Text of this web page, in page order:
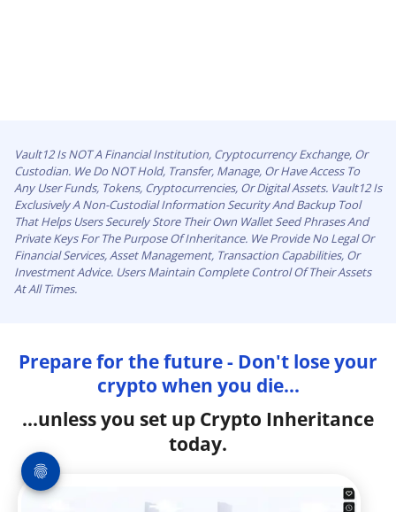
Vault12 Is NOT A Financial Institution, Cryptocurrency Exchange, Or
Custodian. We Do NOT Hold, Transfer, Manage, Or Have Access To
Any User Funds, Tokens, Cryptocurrencies, Or Digital Assets. Vault12 Is
Exclusively A Non-Custodial Information Security And Backup Tool
That Helps Users Securely Store Their Own Wallet Seed Phrases And
Private Keys For The Purpose Of Inheritance. We Provide No Legal Or
Financial Services, Asset Management, Transaction Capabilities, Or
Investment Advice. Users Maintain Complete Control Of Their Assets
At All Times.
Prepare for the future - Don't lose your
crypto when you die...
...unless you set up Crypto Inheritance
today.